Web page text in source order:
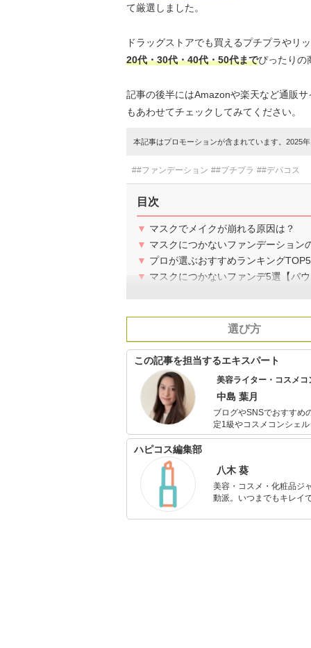
て厳選しました。
ドラッグストアでも買えるプチプラやリ
20代・30代・40代・50代までぴったりの
記事の後半にはAmazonや楽天など通販
もあわせてチェックしてみてください。
本記事はプロモーションが含まれています。2025
##ファンデーション ##プチプラ ##デパコス
目次
▼ マスクでメイクが崩れる原因は？
▼ マスクにつかないファンデーション
▼ プロが選ぶおすすめランキングTOP5
▼ マスクにつかないファンデ5選【パ
選び方
この記事を担当するエキスパート
美容ライター・コスメコ
中島 葉月
ブログやSNSでおすすめ
定1級やコスメコンシェルジュの資格を取得
プラ」から「デパコス」
ハピコス編集部
八木 葵
美容・コスメ・化粧品ジ
動派。いつまでもキレイ